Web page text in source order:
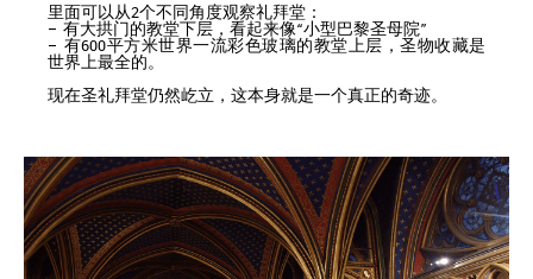
里面可以从2个不同角度观察礼拜堂：
– 有大拱门的教堂下层，看起来像“小型巴黎圣母院”
– 有600平方米世界一流彩色玻璃的教堂上层，圣物收藏是
世界上最全的。
现在圣礼拜堂仍然屹立，这本身就是一个真正的奇迹。